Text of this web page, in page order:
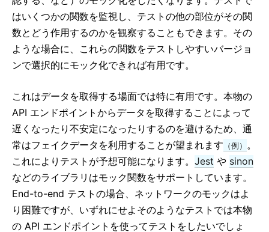
はいくつかの関数を監視し、テストの他の部位がその関
数とどう作用するのかを観察することもできます。その
ような場合に、これらの関数をテストしやすいバージョ
ンで選択的にモック化できれば有用です。
これはデータを取得する場面では特に有用です。本物の
API エンドポイントからデータを取得することによって
遅くなったり不安定になったりするのを避けるため、通
常はフェイクデータを利用することが望まれます （例） 。
これによりテストが予想可能になります。 Jest や sinon
などのライブラリはモック関数をサポートしています。
End-to-end テストの場合、ネットワークのモックはよ
り困難ですが、いずれにせよそのようなテストでは本物
の API エンドポイントを使ってテストをしたいでしょ
テスト環境
CONTRIBUTING
貢献の方法
コードベースの概要
実装に関するメモ
設計原則
FAQ
AJAX と API
Babel、JSX、ビルドステップ
コンポーネントに関数を渡す